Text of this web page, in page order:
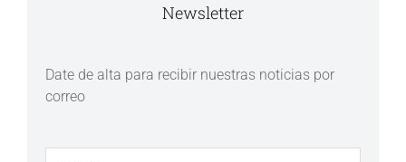
Newsletter
Date de alta para recibir nuestras noticias por
correo